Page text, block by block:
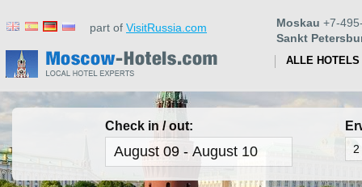
part of VisitRussia.com Moskau +7-
Sankt
ALLE HOTELS
Check in / out: